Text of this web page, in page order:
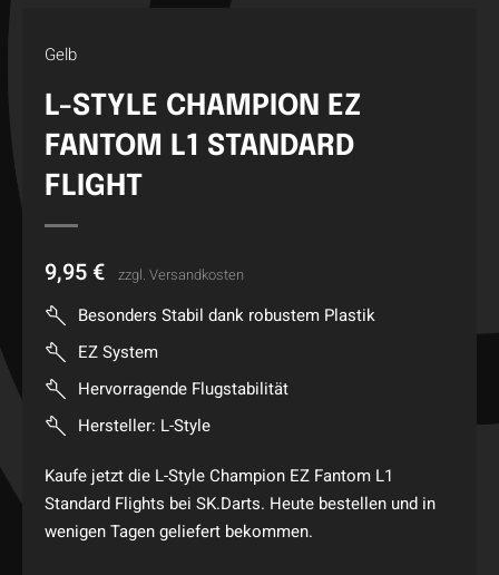
Gelb
L-STYLE CHAMPION EZ
FANTOM L1 STANDARD
FLIGHT
9,95 € zzgl. Versandkosten
Besonders Stabil dank robustem Plastik
EZ System
Hervorragende Flugstabilität
Hersteller: L-Style
Kaufe jetzt die L-Style Champion EZ Fantom L1
Standard Flights bei SK.Darts. Heute bestellen und in
wenigen Tagen geliefert bekommen.